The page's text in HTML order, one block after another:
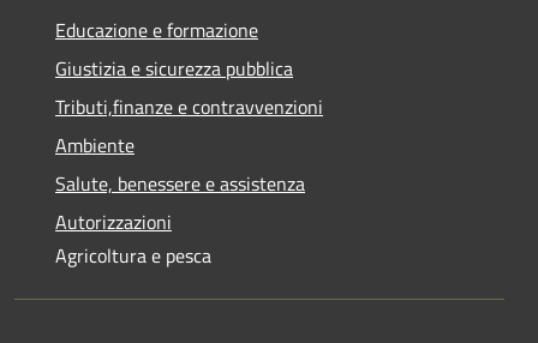
Educazione e formazione
Giustizia e sicurezza pubblica
Tributi,finanze e contravvenzioni
Ambiente
Salute, benessere e assistenza
Autorizzazioni
Agricoltura e pesca